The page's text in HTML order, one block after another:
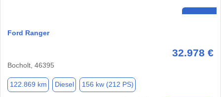
Ford Ranger
32.978 €
Bocholt, 46395
122.869 km Diesel 156 kw (212 PS)